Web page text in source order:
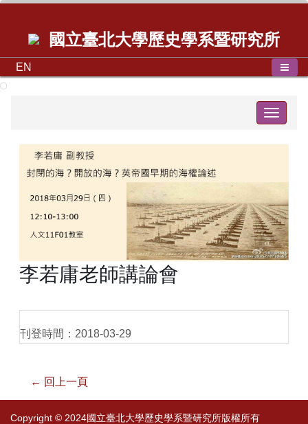
國立臺北大學歷史學系暨研究所
EN
Toggle
李若庸老師講論會
刊登時間：2018-03-29
← 回上一頁
Copyright © 2024國立臺北大學歷史學系暨研究所版權所有